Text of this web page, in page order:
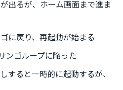
出るが、ホーム画面まで進ま
に戻り、再起動が始まる
ンゴループに陥った
すると一時的に起動するが、